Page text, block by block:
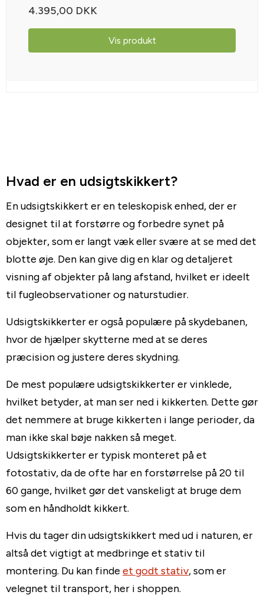
4.395,00 DKK
Vis produkt
Hvad er en udsigtskikkert?
En udsigtskikkert er en teleskopisk enhed, der er
designet til at forstørre og forbedre synet på
objekter, som er langt væk eller svære at se med det
blotte øje. Den kan give dig en klar og detaljeret
visning af objekter på lang afstand, hvilket er ideelt
til fugleobservationer og naturstudier.
Udsigtskikkerter er også populære på skydebanen,
hvor de hjælper skytterne med at se deres
præcision og justere deres skydning.
De mest populære udsigtskikkerter er vinklede,
hvilket betyder, at man ser ned i kikkerten. Dette gør
det nemmere at bruge kikkerten i lange perioder, da
man ikke skal bøje nakken så meget.
Udsigtskikkerter er typisk monteret på et
fotostativ, da de ofte har en forstørrelse på 20 til
60 gange, hvilket gør det vanskeligt at bruge dem
som en håndholdt kikkert.
Hvis du tager din udsigtskikkert med ud i naturen, er
altså det vigtigt at medbringe et stativ til
montering. Du kan finde et godt stativ, som er
velegnet til transport, her i shoppen.